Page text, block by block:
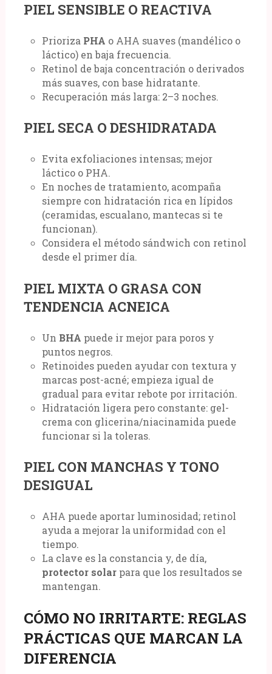
PIEL SENSIBLE O REACTIVA
Prioriza PHA o AHA suaves (mandélico o
láctico) en baja frecuencia.
Retinol de baja concentración o derivados
más suaves, con base hidratante.
Recuperación más larga: 2–3 noches.
PIEL SECA O DESHIDRATADA
Evita exfoliaciones intensas; mejor
láctico o PHA.
En noches de tratamiento, acompaña
siempre con hidratación rica en lípidos
(ceramidas, escualano, mantecas si te
funcionan).
Considera el método sándwich con retinol
desde el primer día.
PIEL MIXTA O GRASA CON
TENDENCIA ACNEICA
Un BHA puede ir mejor para poros y
puntos negros.
Retinoides pueden ayudar con textura y
marcas post-acné; empieza igual de
gradual para evitar rebote por irritación.
Hidratación ligera pero constante: gel-
crema con glicerina/niacinamida puede
funcionar si la toleras.
PIEL CON MANCHAS Y TONO
DESIGUAL
AHA puede aportar luminosidad; retinol
ayuda a mejorar la uniformidad con el
tiempo.
La clave es la constancia y, de día,
protector solar para que los resultados se
mantengan.
CÓMO NO IRRITARTE: REGLAS
PRÁCTICAS QUE MARCAN LA
DIFERENCIA